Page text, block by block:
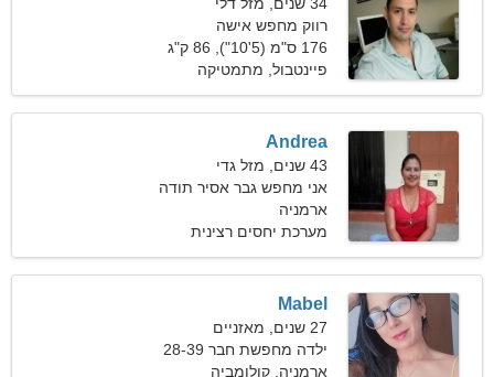
רווק מחפש אישה
176 ס"מ (5'10"), 86 ק"ג
(189 פאונד)
פיינטבול, מתמטיקה
Andrea
43 שנים, מזל גדי
אני מחפש גבר אסיר תודה
למשפחה
ארמניה
מערכת יחסים רצינית
Mabel
27 שנים, מאזניים
ילדה מחפשת חבר 28-39
ארמניה, קולומביה